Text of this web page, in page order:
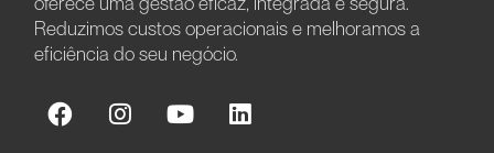
Reduzimos custos operacionais e melhoramos a
eficiência do seu negócio.